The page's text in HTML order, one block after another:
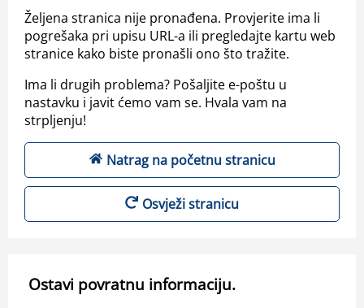
Željena stranica nije pronađena. Provjerite ima li
pogrešaka pri upisu URL-a ili pregledajte kartu web
stranice kako biste pronašli ono što tražite.
Ima li drugih problema? Pošaljite e-poštu u
nastavku i javit ćemo vam se. Hvala vam na
strpljenju!
Natrag na početnu stranicu
Osvježi stranicu
Ostavi povratnu informaciju.